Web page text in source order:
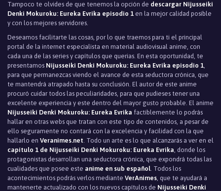
Tampoco te olvides de que tenemos la opción de descargar Nijusseiki
Denki Mokuroku: Eureka Evrika episodio 1 en la mejor calidad posible
y con los mejores servidores.
Deseamos facilitarte las cosas, por lo que traemos para ti el principal
portal de la internet especialista en material audiovisual anime, con
cada una de las series y capítulos que querias. En esta oportunidad, te
presentamos Nijusseiki Denki Mokuroku: Eureka Evrika episodio 1,
para que permanezcas viendo el avance de esta seductora crónica, que
te mantendrá atrapado hasta su conclusión. El autor de este anime
procuró cuidar todos las peculiaridades, para que pudieses tener una
excelente experiencia y este dentro del mayor gusto probable. El anime
Nijusseiki Denki Mokuroku: Eureka Evrika factiblemente lo podrás
hallar en otras webs que tratan con este tipo de contenidos, a pesar de
ello seguramente no contará con la excelencia y facilidad con la que
hallarlo en Veranimes.net. Todo un arte es lo que alcanzarás a ver en el
capítulo 1 de Nijusseiki Denki Mokuroku: Eureka Evrika, donde los
protagonistas desarrollan una seductora crónica, que expondrá todas las
cualidades que posee este anime en sub español. Todos los
acontecimientos podrás verlos mediante VerAnimes, que te ayudará a
mantenerte actualizado con los nuevos capítulos de Nijusseiki Denki